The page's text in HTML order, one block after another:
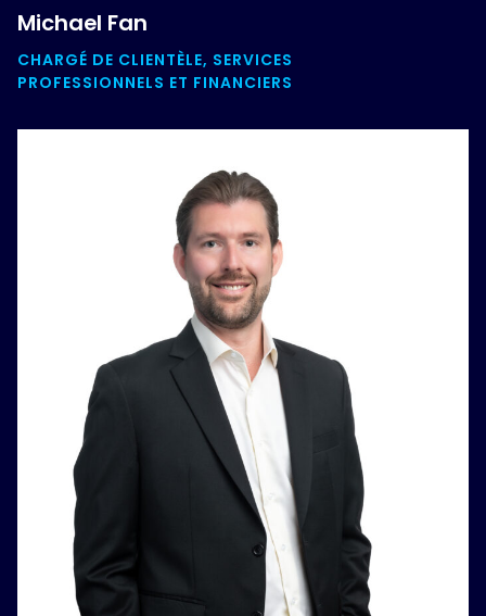
Michael Fan
CHARGÉ DE CLIENTÈLE, SERVICES
PROFESSIONNELS ET FINANCIERS